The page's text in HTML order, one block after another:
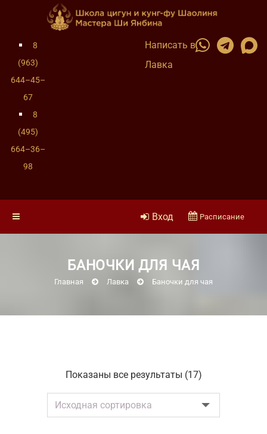
8
(963)
644–45–
67
8
(495)
664–36–
98
Написать в
Лавка
Вход Расписание
БАНОЧКИ ДЛЯ ЧАЯ
Главная Лавка Баночки для чая
Показаны все результаты (17)